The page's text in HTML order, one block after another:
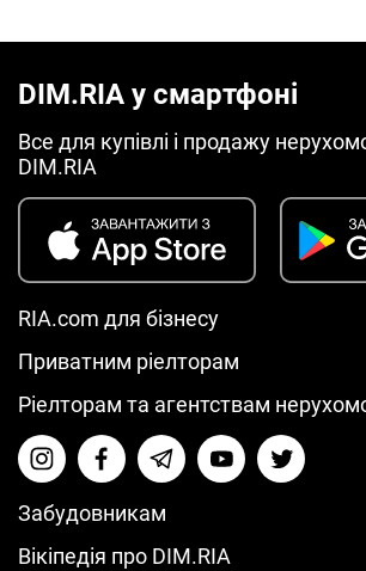
DIM.RIA у смартфоні
Все для купівлі і продажу
DIM.RIA
RIA.com для бізнесу
Приватним ріелторам
Ріелторам та агентствам
Забудовникам
Вікіпедія про DIM.RIA